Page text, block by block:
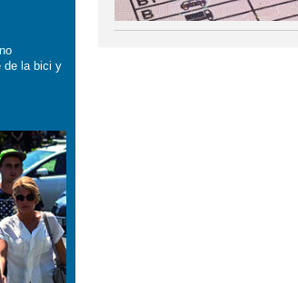
de la bici y